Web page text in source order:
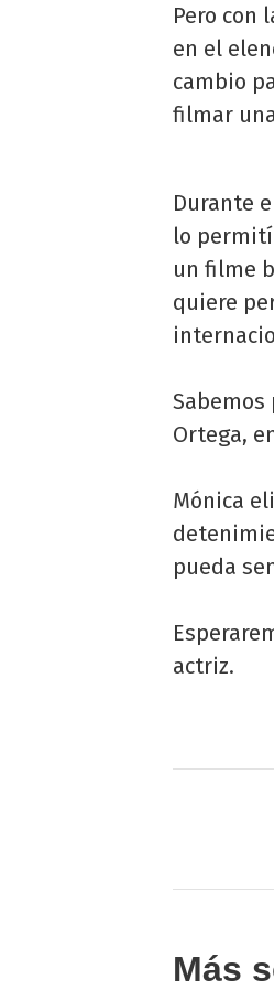
Pero con
en el
cambio
filmar
Durante
lo
un filme
quiere
Ortega,
Mónica
pueda
actriz.
Más